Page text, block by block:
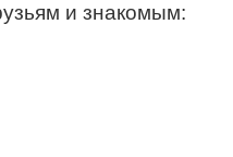
и знакомым: